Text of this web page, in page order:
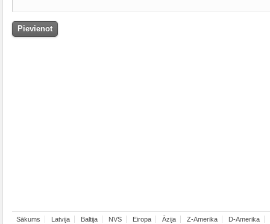
Sākums Latvija Baltija NVS Eiropa Āzija Z-Amerika D-Amerika